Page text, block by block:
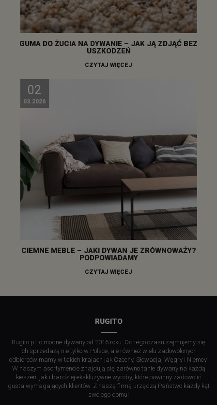
GUMA DO ŻUCIA NA DYWANIE – JAK JĄ ZDJĄĆ BEZ
USZKODZEŃ
CZYTAJ WIĘCEJ
02
03.2026
CIEMNE MEBLE – JAKI DYWAN JE ZRÓWNOWAŻY?
PODPOWIADAMY
CZYTAJ WIĘCEJ
RUGITO
Rugito.pl to modne dywany od 2016 roku. Od tego czasu zajmujemy się
ich sprzedażą nie tylko w Polsce, ale również wielu zadowolonych
odbiorców mamy w takich krajach jak Czechy, Słowacja, Węgry i Niemcy.
W naszym asortymencie znajdują się zarówno tanie dywany na każdą
kieszeń, jak i bardziej ekskluzywne wyroby, które powinny zadowolić
gusta wymagających klientów. Z naszą firmą urządzą Państwo każdy kąt
swojego domu!